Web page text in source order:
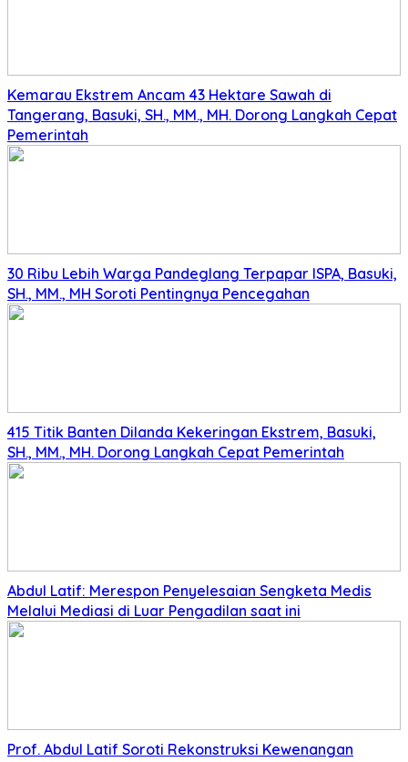
Kemarau Ekstrem Ancam 43 Hektare Sawah di
Tangerang, Basuki, SH., MM., MH. Dorong Langkah Cepat
Pemerintah
30 Ribu Lebih Warga Pandeglang Terpapar ISPA, Basuki,
SH., MM., MH Soroti Pentingnya Pencegahan
415 Titik Banten Dilanda Kekeringan Ekstrem, Basuki,
SH., MM., MH. Dorong Langkah Cepat Pemerintah
Abdul Latif: Merespon Penyelesaian Sengketa Medis
Melalui Mediasi di Luar Pengadilan saat ini
Prof. Abdul Latif Soroti Rekonstruksi Kewenangan